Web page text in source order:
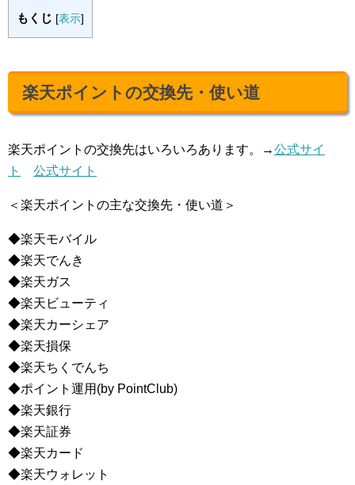
もくじ [表示]
楽天ポイントの交換先・使い道
楽天ポイントの交換先はいろいろあります。→公式サイ
ト
公式サイト
＜楽天ポイントの主な交換先・使い道＞
◆楽天モバイル
◆楽天でんき
◆楽天ガス
◆楽天ビューティ
◆楽天カーシェア
◆楽天損保
◆楽天ちくでんち
◆ポイント運用(by PointClub)
◆楽天銀行
◆楽天証券
◆楽天カード
◆楽天ウォレット